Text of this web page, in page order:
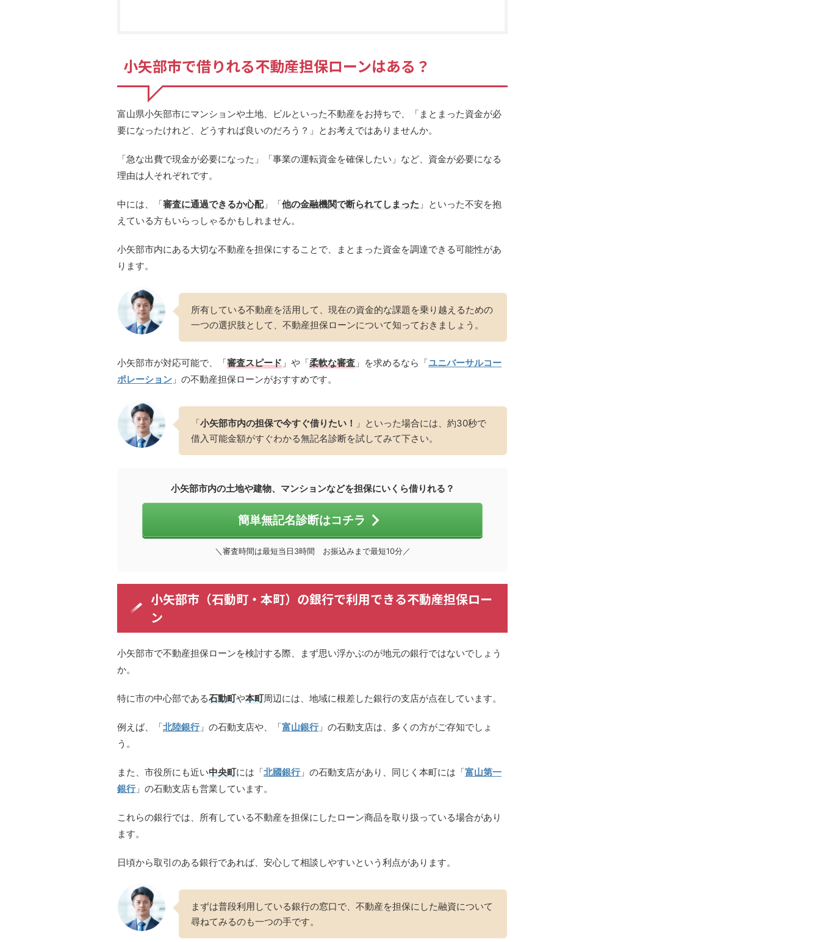
小矢部市で借りれる不動産担保ローンはある？
富山県小矢部市にマンションや土地、ビルといった不動産をお持ちで、「まとまった資金が必
要になったけれど、どうすれば良いのだろう？」とお考えではありませんか。
「急な出費で現金が必要になった」「事業の運転資金を確保したい」など、資金が必要になる
理由は人それぞれです。
中には、「審査に通過できるか心配」「他の金融機関で断られてしまった 」といった不安を抱
えている方もいらっしゃるかもしれません。
小矢部市内にある大切な不動産を担保にすることで、まとまった資金を調達できる可能性があ
ります。
所有している不動産を活用して、現在の資金的な課題を乗り越えるための
一つの選択肢として、不動産担保ローンについて知っておきましょう。
小矢部市が対応可能で、「審査スピード 」や「柔軟な審査 」を求めるなら「ユニバーサルコー
ポレーション 」の不動産担保ローンがおすすめです。
「小矢部市内の担保で今すぐ借りたい！ 」といった場合には、約30秒で
借入可能金額がすぐわかる無記名診断を試してみて下さい。
小矢部市内の土地や建物、マンションなどを担保にいくら借りれる？
簡単無記名診断はコチラ
＼審査時間は最短当日3時間 お振込みまで最短10分／
小矢部市（石動町・本町）の銀行で利用できる不動産担保ロー
ン
小矢部市で不動産担保ローンを検討する際、まず思い浮かぶのが地元の銀行ではないでしょう
か。
特に市の中心部である石動町や本町周辺には、地域に根差した銀行の支店が点在しています。
例えば、「北陸銀行」の石動支店や、「富山銀行」の石動支店は、多くの方がご存知でしょ
う。
また、市役所にも近い中央町には「北國銀行」の石動支店があり、同じく本町には「富山第一
銀行」の石動支店も営業しています。
これらの銀行では、所有している不動産を担保にしたローン商品を取り扱っている場合があり
ます。
日頃から取引のある銀行であれば、安心して相談しやすいという利点があります。
まずは普段利用している銀行の窓口で、不動産を担保にした融資について
尋ねてみるのも一つの手です。